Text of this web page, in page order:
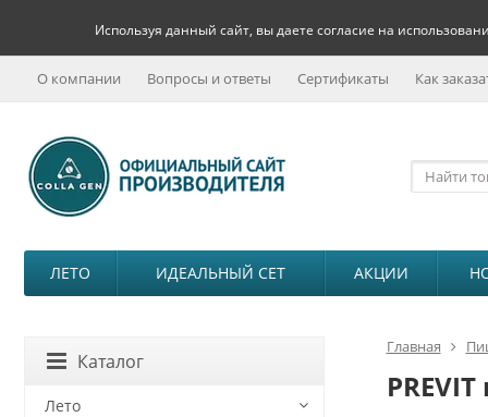
Используя данный сайт, вы даете согласие на
О компании Вопросы и ответы Сертификаты Как
ЛЕТО ИДЕАЛЬНЫЙ СЕТ АКЦИИ
Главная
Каталог
Лето